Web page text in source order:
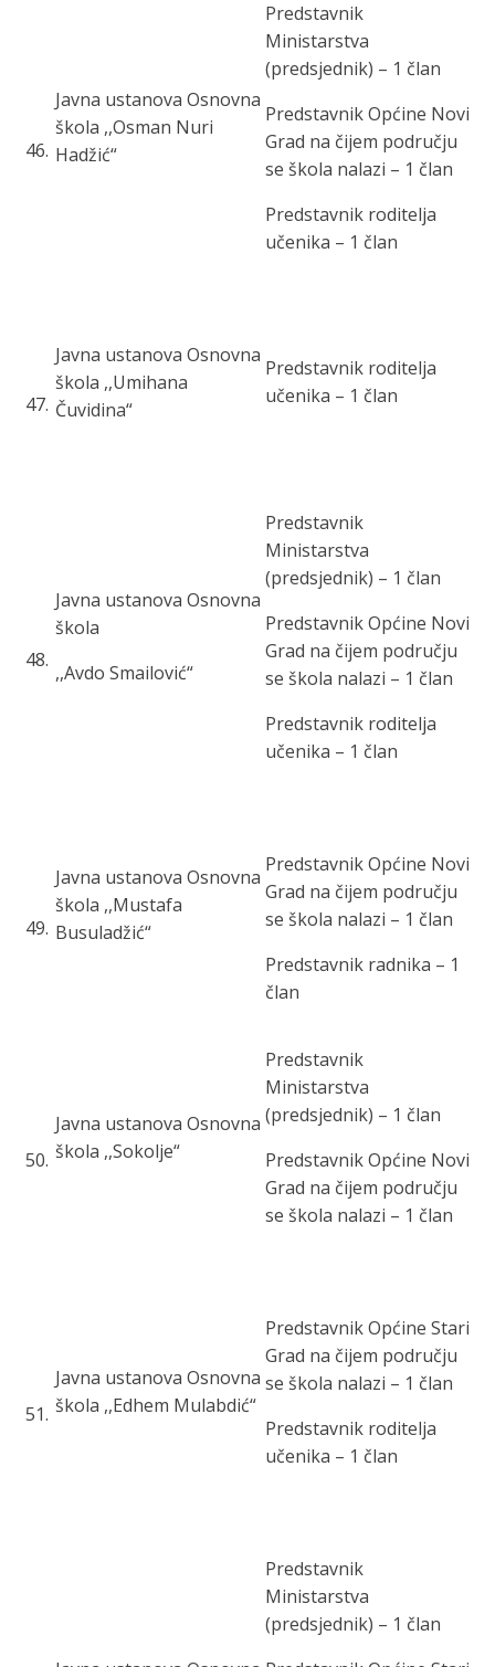
46.
Javna ustanova Osnovna
škola ,,Osman Nuri
Hadžić“
Predstavnik
Ministarstva
(predsjednik) – 1 član
Predstavnik Općine Novi
Grad na čijem području
se škola nalazi – 1 član
Predstavnik roditelja
učenika – 1 član
47.
Javna ustanova Osnovna
škola ,,Umihana
Čuvidina“
Predstavnik roditelja
učenika – 1 član
48.
Javna ustanova Osnovna
škola
,,Avdo Smailović“
Predstavnik
Ministarstva
(predsjednik) – 1 član
Predstavnik Općine Novi
Grad na čijem području
se škola nalazi – 1 član
Predstavnik roditelja
učenika – 1 član
49.
Javna ustanova Osnovna
škola ,,Mustafa
Busuladžić“
Predstavnik Općine Novi
Grad na čijem području
se škola nalazi – 1 član
Predstavnik radnika – 1
član
50.
Javna ustanova Osnovna
škola ,,Sokolje“
Predstavnik
Ministarstva
(predsjednik) – 1 član
Predstavnik Općine Novi
Grad na čijem području
se škola nalazi – 1 član
51.
Javna ustanova Osnovna
škola ,,Edhem Mulabdić“
Predstavnik Općine Stari
Grad na čijem području
se škola nalazi – 1 član
Predstavnik roditelja
učenika – 1 član
Predstavnik
Ministarstva
(predsjednik) – 1 član